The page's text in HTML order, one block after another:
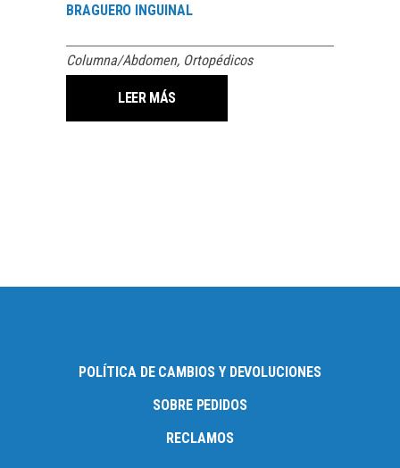
BRAGUERO INGUINAL
Columna/Abdomen, Ortopédicos
LEER MÁS
POLÍTICA DE CAMBIOS Y DEVOLUCIONES
SOBRE PEDIDOS
RECLAMOS